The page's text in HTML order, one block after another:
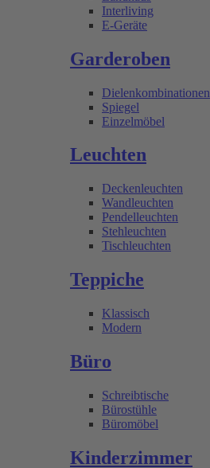
Interliving
E-Geräte
Garderoben
Dielenkombinationen
Spiegel
Einzelmöbel
Leuchten
Deckenleuchten
Wandleuchten
Pendelleuchten
Stehleuchten
Tischleuchten
Teppiche
Klassisch
Modern
Büro
Schreibtische
Bürostühle
Büromöbel
Kinderzimmer